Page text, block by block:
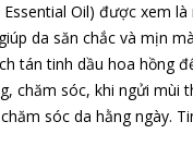
Essential Oil) được xem
da săn chắc và mịn
tán tinh dầu hoa hồng
chăm sóc, khi ngửi mùi
sóc da hằng ngày.